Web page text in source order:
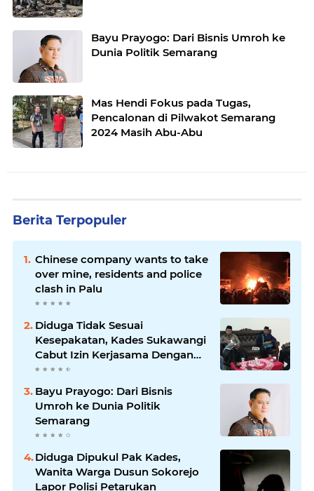
Bayu Prayogo: Dari Bisnis Umroh ke
Dunia Politik Semarang
Mas Hendi Fokus pada Tugas,
Pencalonan di Pilwakot Semarang
2024 Masih Abu-Abu
Berita Terpopuler
Chinese company wants to take
over mine, residents and police
clash in Palu
Diduga Tidak Sesuai
Kesepakatan, Kades Sukawangi
Cabut Izin Kerjasama Dengan
PT XL Axiata Tbk/Link Net
Bayu Prayogo: Dari Bisnis
Umroh ke Dunia Politik
Semarang
Diduga Dipukul Pak Kades,
Wanita Warga Dusun Sokorejo
Lapor Polisi Petarukan